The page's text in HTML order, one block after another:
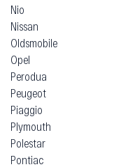
Nio
Nissan
Oldsmobile
Opel
Perodua
Peugeot
Piaggio
Plymouth
Polestar
Pontiac